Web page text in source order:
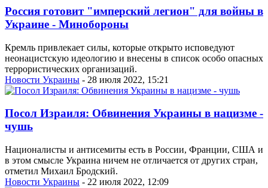
Россия готовит "имперский легион" для войны в
Украине - Минобороны
Кремль привлекает силы, которые открыто исповедуют
неонацистскую идеологию и внесены в список особо опасных
террористических организаций.
Новости Украины - 28 июля 2022, 15:21
Посол Израиля: Обвинения Украины в нацизме -
чушь
Националисты и антисемиты есть в России, Франции, США и
в этом смысле Украина ничем не отличается от других стран,
отметил Михаил Бродский.
Новости Украины - 22 июля 2022, 12:09